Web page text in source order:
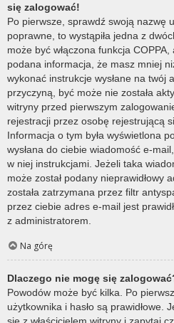
się zalogować!
Po pierwsze, sprawdź swoją nazwę
poprawne, to wystąpiła jedna z
może być włączona funkcja
podana informacja, że masz mniej
wykonać instrukcje wysłane na twój
przyczyną, być może nie została
witryny przed pierwszym
rejestracji przez osobę rejestrującą
Informacja o tym była wyświetlona
wysłana do ciebie wiadomość e-
w niej instrukcjami. Jeżeli taka
może został podany nieprawidłowy
została zatrzymana przez filtr
przez ciebie adres e-mail jest
z administratorem.
Na górę
Dlaczego nie mogę się
Powodów może być kilka. Po
użytkownika i hasło są prawidłowe.